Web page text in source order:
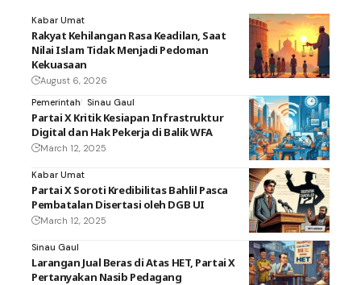
Kabar Umat
Rakyat Kehilangan Rasa Keadilan, Saat
Nilai Islam Tidak Menjadi Pedoman
Kekuasaan
August 6, 2026
Pemerintah
Sinau Gaul
Partai X Kritik Kesiapan Infrastruktur
Digital dan Hak Pekerja di Balik WFA
March 12, 2025
Kabar Umat
Partai X Soroti Kredibilitas Bahlil Pasca
Pembatalan Disertasi oleh DGB UI
March 12, 2025
Sinau Gaul
Larangan Jual Beras di Atas HET, Partai X
Pertanyakan Nasib Pedagang